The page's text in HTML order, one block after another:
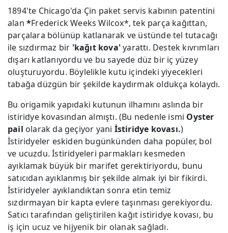
1894'te Chicago'da Çin paket servis kabının patentini
alan *Frederick Weeks Wilcox*, tek parça kağıttan,
parçalara bölünüp katlanarak ve üstünde tel tutacağı
ile sızdırmaz bir 'kağıt kova'yarattı. Destek kıvrımları
dışarı katlanıyordu ve bu sayede düz bir iç yüzey
oluşturuyordu. Böylelikle kutu içindeki yiyecekleri
tabağa düzgün bir şekilde kaydırmak oldukça kolaydı.
Bu origamik yapıdaki kutunun ilhamını aslında bir
istiridye kovasından almıştı. (Bu nedenle ismi Oyster
pail olarak da geçiyor yani İstiridye kovası.)
İstiridyeler eskiden bugünkünden daha popüler, bol
ve ucuzdu. İstiridyeleri parmakları kesmeden
ayıklamak büyük bir marifet gerektiriyordu, bunu
satıcıdan ayıklanmış bir şekilde almak iyi bir fikirdi.
İstiridyeler ayıklandıktan sonra etin temiz
sızdırmayan bir kapta evlere taşınması gerekiyordu.
Satıcı tarafından geliştirilen kağıt istiridye kovası, bu
iş için ucuz ve hijyenik bir olanak sağladı.